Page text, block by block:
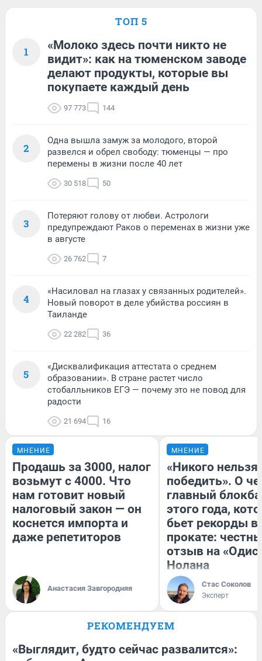
ТОП 5
1
«Молоко здесь почти никто не
видит»: как на тюменском заводе
делают продукты, которые вы
покупаете каждый день
97 773 144
2
Одна вышла замуж за молодого, второй
развелся и обрел свободу: тюменцы — про
перемены в жизни после 40 лет
30 518 50
3
Потеряют голову от любви. Астрологи
предупреждают Раков о переменах в жизни уже
в августе
26 762 7
4
«Насиловал на глазах у связанных родителей».
Новый поворот в деле убийства россиян в
Таиланде
22 282 36
5
«Дисквалификация аттестата о среднем
образовании». В стране растет число
стобалльников ЕГЭ — почему это не повод для
радости
21 694 16
МНЕНИЕ
Продашь за 3000, налог
возьмут с 4000. Что
нам готовит новый
налоговый закон — он
коснется импорта и
даже репетиторов
Анастасия Завгородняя
МНЕНИЕ
«Никого нельзя
победить». О
главный
этого года,
бьет рекорды в
прокате:
отзыв на
Нолана
Стас Соколов
Эксперт
РЕКОМЕНДУЕМ
«Выглядит, будто сейчас развалится»: